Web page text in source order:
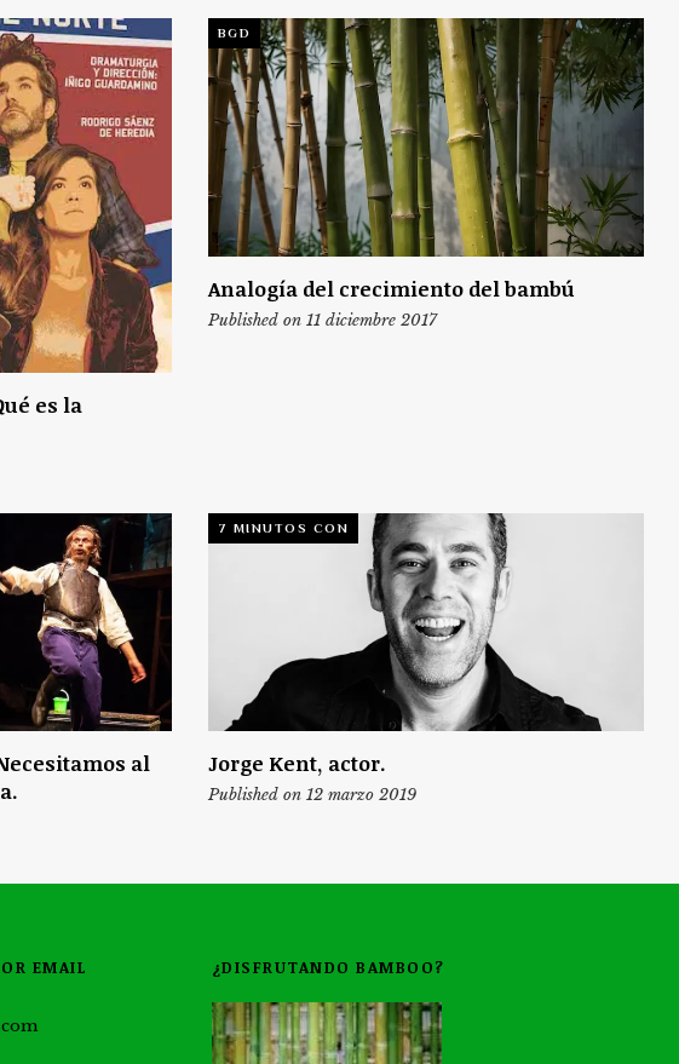
es la
BGD
Analogía del crecimiento del bambú
Published on 11 diciembre 2017
al
7 MINUTOS CON
Jorge Kent, actor.
Published on 12 marzo 2019
EMAIL ¿DISFRUTANDO BAMBOO?